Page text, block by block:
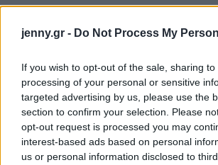
jenny.gr - Do Not Process My
If you wish to opt-out of the sale, sharing
processing of your personal or sensitive
targeted advertising by us, please use the
section to confirm your selection. Please
opt-out request is processed you may
interest-based ads based on personal
us or personal information disclosed to
τρόπο, όπου ένιωθα ότι δεν
για δουλειά για πράγματα που